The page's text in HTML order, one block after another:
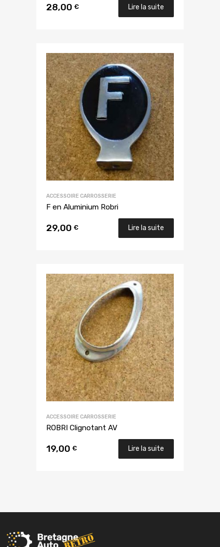
28,00 € Lire la suite
ACCESSOIRE CARROSSERIE
F en Aluminium Robri
29,00 € Lire la suite
ACCESSOIRE CARROSSERIE
ROBRI Clignotant AV
19,00 € Lire la suite